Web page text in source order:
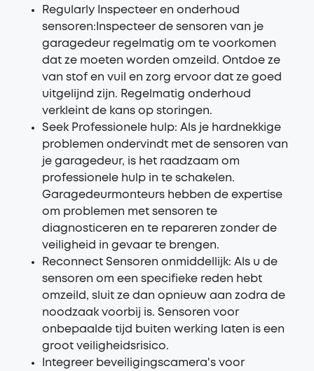
Regularly Inspecteer en onderhoud
sensoren:Inspecteer de sensoren van je
garagedeur regelmatig om te voorkomen
dat ze moeten worden omzeild. Ontdoe ze
van stof en vuil en zorg ervoor dat ze goed
uitgelijnd zijn. Regelmatig onderhoud
verkleint de kans op storingen.
Seek Professionele hulp: Als je hardnekkige
problemen ondervindt met de sensoren van
je garagedeur, is het raadzaam om
professionele hulp in te schakelen.
Garagedeurmonteurs hebben de expertise
om problemen met sensoren te
diagnosticeren en te repareren zonder de
veiligheid in gevaar te brengen.
Reconnect Sensoren onmiddellijk: Als u de
sensoren om een specifieke reden hebt
omzeild, sluit ze dan opnieuw aan zodra de
noodzaak voorbij is. Sensoren voor
onbepaalde tijd buiten werking laten is een
groot veiligheidsrisico.
Integreer beveiligingscamera's voor